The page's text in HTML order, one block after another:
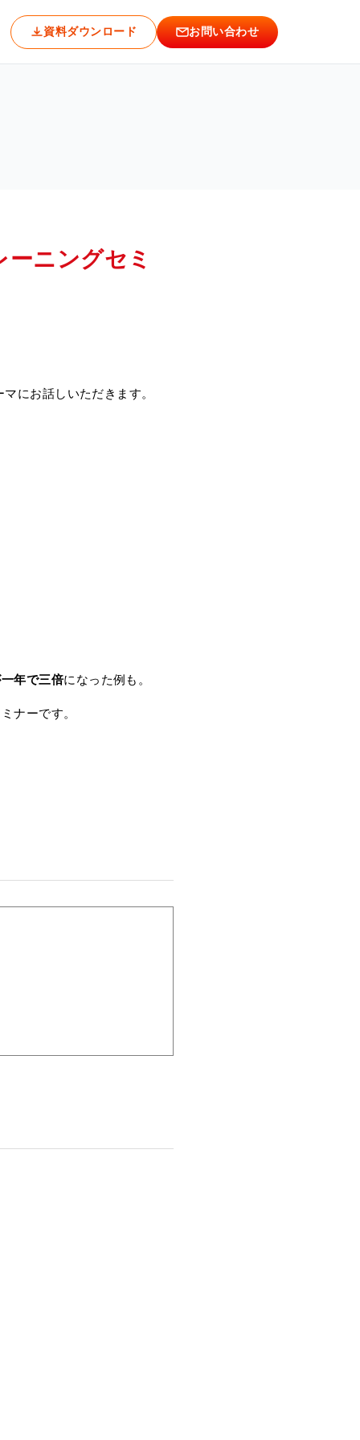
資料ダウンロード お問い合わせ
れのトレーニングアプローチ～
ニングセミ
マにお話しいただきます。
年で三倍になった例も。
ナーです。